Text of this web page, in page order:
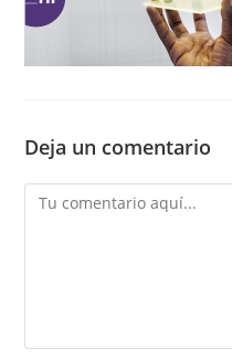
Deja un comentario
Comentario